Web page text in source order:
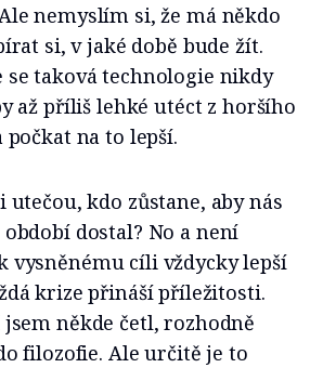
nemyslím si, že má někdo
si, v jaké době bude žít.
se taková technologie nikdy
až příliš lehké utéct z horšího
na to lepší.
utečou, kdo zůstane, aby nás
dostal? No a není
vysněnému cíli vždycky lepší
krize přináší příležitosti.
někde četl, rozhodně
filozofie. Ale určitě je to